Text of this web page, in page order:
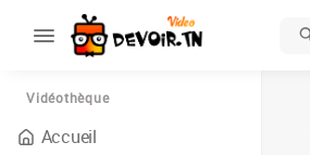
Vidéothèque
Accueil